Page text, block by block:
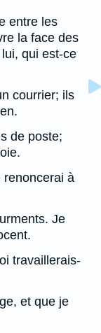
entre les
la face des
qui est-ce
courrier; ils
de poste;
renoncerai à
Je
travaillerais-
et que je